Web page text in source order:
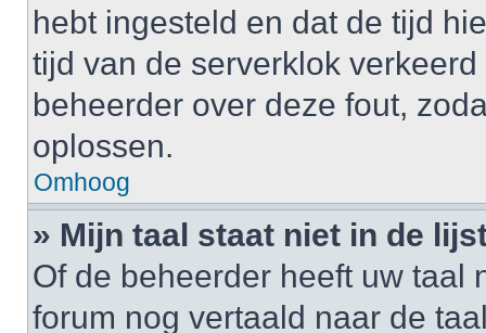
hebt ingesteld en dat de tijd
tijd van de serverklok
beheerder over deze fout,
oplossen.
Omhoog
» Mijn taal staat niet in de
Of de beheerder heeft uw taal
forum nog vertaald naar de